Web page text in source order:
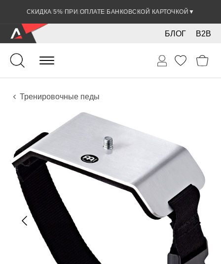
СКИДКА 5% ПРИ ОПЛАТЕ БАНКОВСКОЙ КАРТОЧКОЙ ▼
B2B
БЛОГ
Ударные
Тарелки
Аксессуары
Тренировочные педы